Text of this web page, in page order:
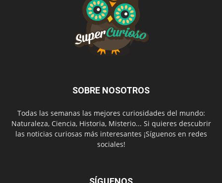
SOBRE NOSOTROS
Todas las semanas las mejores curiosidades del mundo:
Naturaleza, Ciencia, Historia, Misterio... Si quieres descubrir
las noticias curiosas más interesantes ¡Síguenos en redes
sociales!